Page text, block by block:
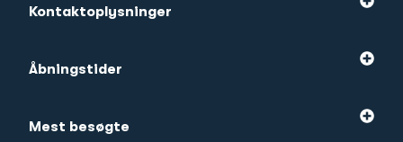
Kontaktoplysninger
Åbningstider
Mest besøgte